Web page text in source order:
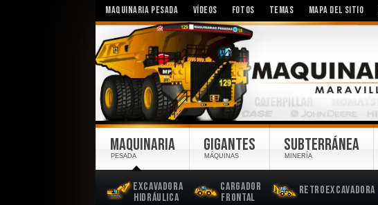
MAQUINARIA PESADA VÍDEOS FOTOS TEMAS MAPA DEL SITIO
MAQUINARIA
PESADA
Excavadora
Hidráulica
Cargador
Frontal
Retroexcavadora
GIGANTES
MÁQUINAS
SUBTERRÁNEA
MINERÍA